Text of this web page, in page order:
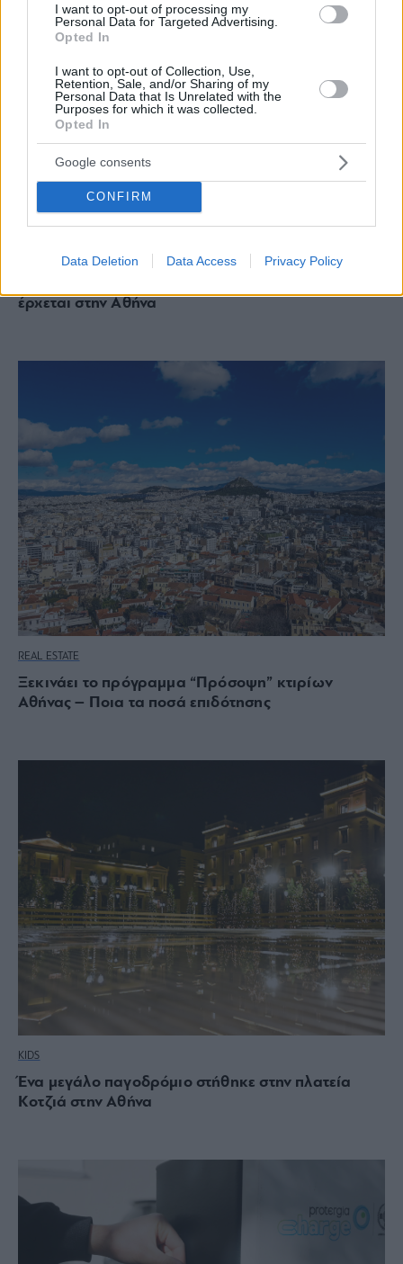
I want to opt-out of processing my
Personal Data for Targeted Advertising.
Opted In
I want to opt-out of Collection, Use,
Retention, Sale, and/or Sharing of my
Personal Data that Is Unrelated with the
Purposes for which it was collected.
Opted In
Google consents
CONFIRM
Data Deletion Data Access Privacy Policy
έρχεται στην Αθήνα
REAL ESTATE
Ξεκινάει το πρόγραμμα “Πρόσοψη” κτιρίων
Αθήνας – Ποια τα ποσά επιδότησης
KIDS
Ένα μεγάλο παγοδρόμιο στήθηκε στην πλατεία
Κοτζιά στην Αθήνα